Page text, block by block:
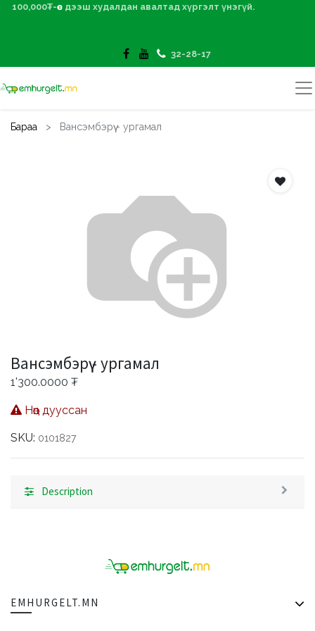
100,000₮-өөс дээш худалдан авалтад хүргэлт үнэгүй.
32-28-17
Бараа Вансэмбэрүү - ургамал
Вансэмбэрүү - ургамал
1'300.0000 ₮
Нөөц дууссан
SKU: 0101827
Description
EMHURGELT.MN